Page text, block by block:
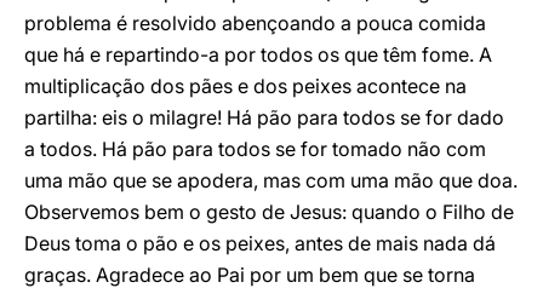
problema é resolvido abençoando a pouca comida
que há e repartindo-a por todos os que têm fome. A
multiplicação dos pães e dos peixes acontece na
partilha: eis o milagre! Há pão para todos se for dado
a todos. Há pão para todos se for tomado não com
uma mão que se apodera, mas com uma mão que doa.
Observemos bem o gesto de Jesus: quando o Filho de
Deus toma o pão e os peixes, antes de mais nada dá
graças. Agradece ao Pai por um bem que se torna